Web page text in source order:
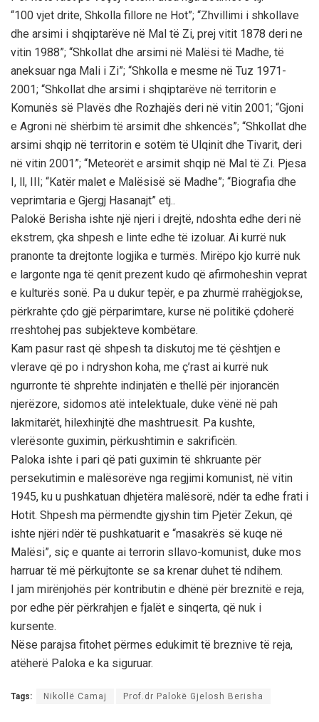
“100 vjet drite, Shkolla fillore ne Hot”; “Zhvillimi i shkollave
dhe arsimi i shqiptarëve në Mal të Zi, prej vitit 1878 deri ne
vitin 1988”; “Shkollat dhe arsimi në Malësi të Madhe, të
aneksuar nga Mali i Zi”; “Shkolla e mesme në Tuz 1971-
2001; “Shkollat dhe arsimi i shqiptarëve në territorin e
Komunës së Plavës dhe Rozhajës deri në vitin 2001; “Gjoni
e Agroni në shërbim të arsimit dhe shkencës”; “Shkollat dhe
arsimi shqip në territorin e sotëm të Ulqinit dhe Tivarit, deri
në vitin 2001”; “Meteorët e arsimit shqip në Mal të Zi. Pjesa
I, ll, III; “Katër malet e Malësisë së Madhe”; “Biografia dhe
veprimtaria e Gjergj Hasanajt” etj..
Palokë Berisha ishte një njeri i drejtë, ndoshta edhe deri në
ekstrem, çka shpesh e linte edhe të izoluar. Ai kurrë nuk
pranonte ta drejtonte logjika e turmës. Mirëpo kjo kurrë nuk
e largonte nga të qenit prezent kudo që afirmoheshin veprat
e kulturës sonë. Pa u dukur tepër, e pa zhurmë rrahëgjokse,
përkrahte çdo gjë përparimtare, kurse në politikë çdoherë
rreshtohej pas subjekteve kombëtare.
Kam pasur rast që shpesh ta diskutoj me të çështjen e
vlerave që po i ndryshon koha, me ç’rast ai kurrë nuk
ngurronte të shprehte indinjatën e thellë për injorancën
njerëzore, sidomos atë intelektuale, duke vënë në pah
lakmitarët, hilexhinjtë dhe mashtruesit. Pa kushte,
vlerësonte guximin, përkushtimin e sakrificën.
Paloka ishte i pari që pati guximin të shkruante për
persekutimin e malësorëve nga regjimi komunist, në vitin
1945, ku u pushkatuan dhjetëra malësorë, ndër ta edhe frati i
Hotit. Shpesh ma përmendte gjyshin tim Pjetër Zekun, që
ishte njëri ndër të pushkatuarit e “masakrës së kuqe në
Malësi”, siç e quante ai terrorin sllavo-komunist, duke mos
harruar të më përkujtonte se sa krenar duhet të ndihem.
I jam mirënjohës për kontributin e dhënë për breznitë e reja,
por edhe për përkrahjen e fjalët e sinqerta, që nuk i
kursente.
Nëse parajsa fitohet përmes edukimit të breznive të reja,
atëherë Paloka e ka siguruar.
Tags: Nikollë Camaj Prof.dr Palokë Gjelosh Berisha